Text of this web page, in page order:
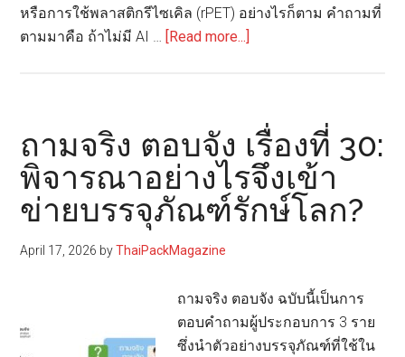
หรือการใช้พลาสติกรีไซเคิล (rPET) อย่างไรก็ตาม คำถามที่
ตามมาคือ ถ้าไม่มี AI …
[Read more...]
ผู้
อยู่
เบื้อง
หลัง
“บรรจุ
แห่ง
อนาคต
ถามจริง ตอบจัง เรื่องที่ 30:
พิจารณาอย่างไรจึงเข้า
ข่ายบรรจุภัณฑ์รักษ์โลก?
April 17, 2026 byThaiPackMagazine
ถามจริง ตอบจัง ฉบับนี้เป็นการ
ตอบคำถามผู้ประกอบการ 3 ราย
ซึ่งนำตัวอย่างบรรจุภัณฑ์ที่ใช้ใน